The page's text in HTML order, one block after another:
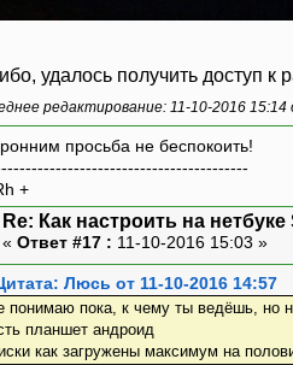
удалось получить доступ к
редактирование: 11-10-2016
просьба не беспокоить!
+
Re: Как настроить на
« Ответ #17 : 11-10-2016 15:03 »
Люсь от 11-10-2016 14:57
понимаю пока, к чему ты ведёшь, но
планшет андроид
как загружены максимум на